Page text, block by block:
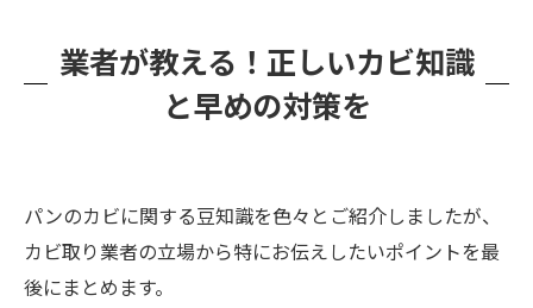
業者が教える！正しいカビ知識
と早めの対策を
パンのカビに関する豆知識を色々とご紹介しましたが、
カビ取り業者の立場から特にお伝えしたいポイントを最
後にまとめます。